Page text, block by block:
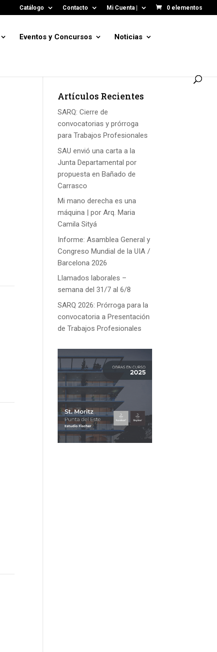
Catálogo Contacto Mi Cuenta | 0 elementos
Eventos y Concursos Noticias
Artículos Recientes
SARQ: Cierre de
convocatorias y prórroga
para Trabajos Profesionales
SAU envió una carta a la
Junta Departamental por
propuesta en Bañado de
Carrasco
Mi mano derecha es una
máquina | por Arq. Maria
Camila Sityá
Informe: Asamblea General y
Congreso Mundial de la UIA /
Barcelona 2026
Llamados laborales –
semana del 31/7 al 6/8
SARQ 2026: Prórroga para la
convocatoria a Presentación
de Trabajos Profesionales